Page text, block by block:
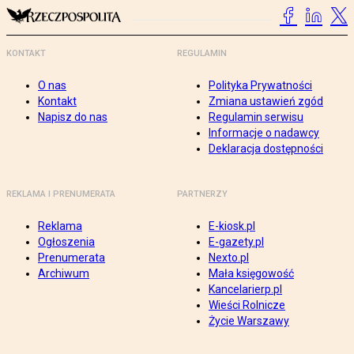
KONTAKT
O nas
Kontakt
Napisz do nas
REGULAMIN
Polityka Prywatności
Zmiana ustawień zgód
Regulamin serwisu
Informacje o nadawcy
Deklaracja dostępności
REKLAMA I PRENUMERATA
Reklama
Ogłoszenia
Prenumerata
Archiwum
PARTNERZY
E-kiosk.pl
E-gazety.pl
Nexto.pl
Mała księgowość
Kancelarierp.pl
Wieści Rolnicze
Życie Warszawy